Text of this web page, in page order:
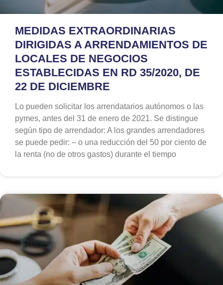
MEDIDAS EXTRAORDINARIAS
DIRIGIDAS A ARRENDAMIENTOS DE
LOCALES DE NEGOCIOS
ESTABLECIDAS EN RD 35/2020, DE
22 DE DICIEMBRE
Lo pueden solicitar los arrendatarios autónomos o las
pymes, antes del 31 de enero de 2021. Se distingue
según tipo de arrendador: A los grandes arrendadores
se puede pedir: – o una reducción del 50 por ciento de
la renta (no de otros gastos) durante el tiempo